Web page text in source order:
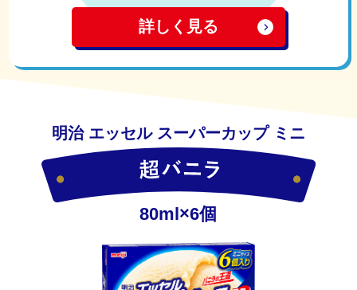
詳しく見る
明治 エッセル スーパーカップ ミニ
80ml×6個